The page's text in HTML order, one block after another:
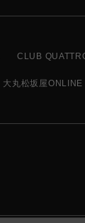
CLUB
大丸松坂屋